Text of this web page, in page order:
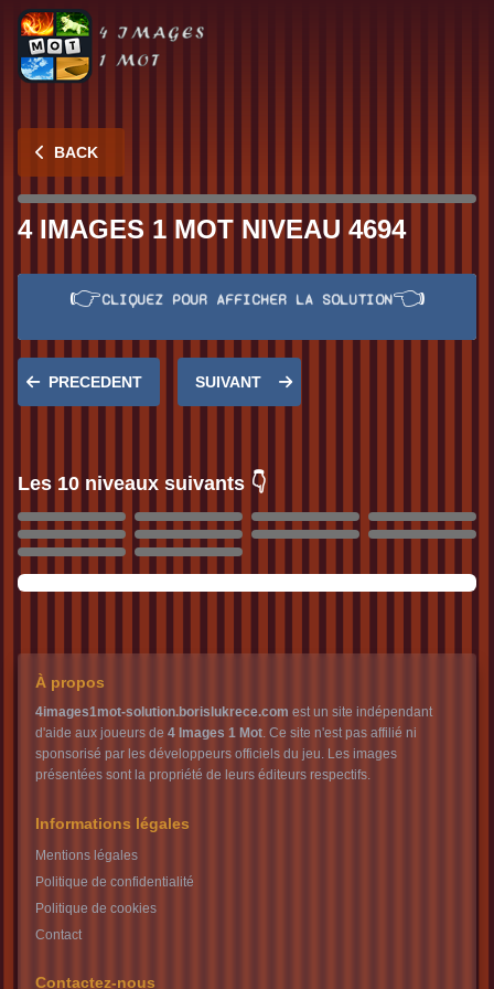
BACK
4 IMAGES 1 MOT NIVEAU 4694
Réponse:POLLUER
👉CLIQUEZ POUR AFFICHER LA SOLUTION👈
PRECEDENT SUIVANT
Les 10 niveaux suivants 👇
4699
4700 4701
4702
4703
4704
À propos
4images1mot-solution.borislukrece.com est un site indépendant
d'aide aux joueurs de 4 Images 1 Mot. Ce site n'est pas affilié ni
sponsorisé par les développeurs officiels du jeu. Les images
présentées sont la propriété de leurs éditeurs respectifs.
Informations légales
Mentions légales
Politique de confidentialité
Politique de cookies
Contact
Contactez-nous